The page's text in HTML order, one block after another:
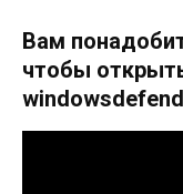
Вам
чтобы